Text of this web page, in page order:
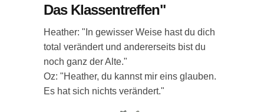
Das Klassentreffen"
Heather: "In gewisser Weise hast du dich
total verändert und andererseits bist du
noch ganz der Alte."
Oz: "Heather, du kannst mir eins glauben.
Es hat sich nichts verändert."